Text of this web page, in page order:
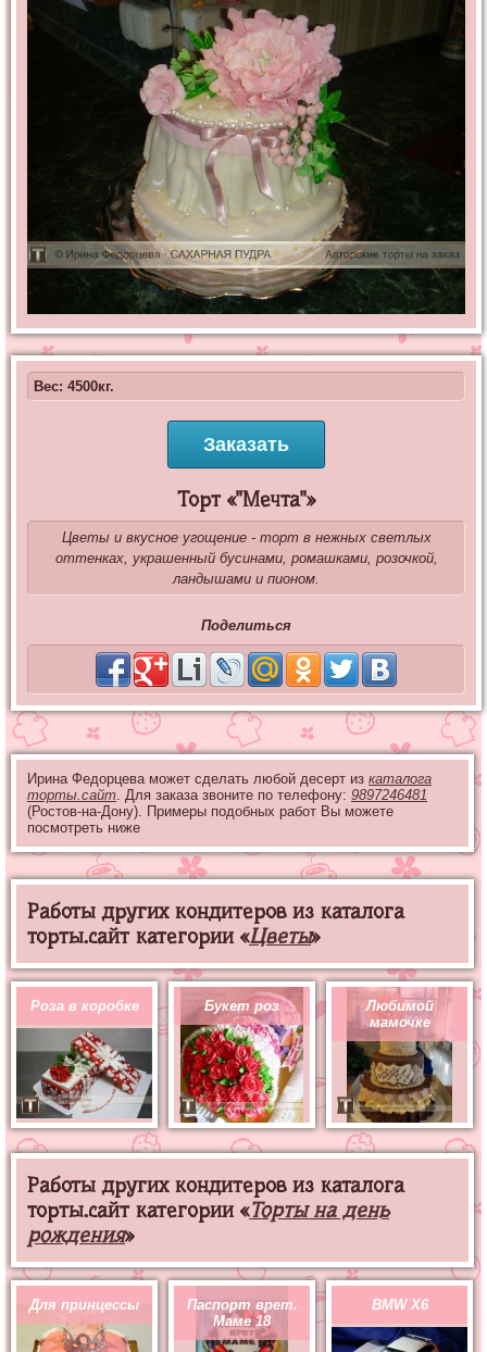
Вес: 4500кг.
Заказать
Торт «"Мечта"»
Цветы и вкусное угощение - торт в нежных светлых
оттенках, украшенный бусинами, ромашками, розочкой,
ландышами и пионом.
Поделиться
Ирина Федорцева может сделать любой десерт из каталога
торты.сайт. Для заказа звоните по телефону: 9897246481
(Ростов-на-Дону). Примеры подобных работ Вы можете
посмотреть ниже
Работы других кондитеров из каталога
торты.сайт категории «Цветы»
Роза в коробке Букет роз
Любимой
мамочке
Работы других кондитеров из каталога
торты.сайт категории «Торты на день
рождения»
Для принцессы
Паспорт врет.
Маме 18
BMW X6